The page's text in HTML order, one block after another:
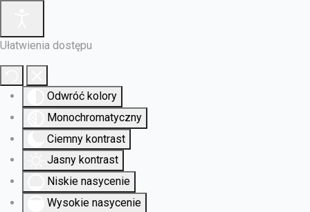
Ułatwienia dostępu
Odwróć kolory
Monochromatyczny
Ciemny kontrast
Jasny kontrast
Niskie nasycenie
Wysokie nasycenie